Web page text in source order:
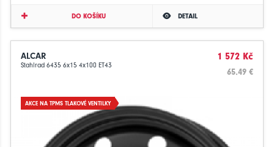
DO KOŠÍKU DETAIL
ALCAR
Stahlrad 6435 6x15 4x100 ET43
1 572 Kč
65.49 €
AKCE NA TPMS TLAKOVÉ VENTILKY